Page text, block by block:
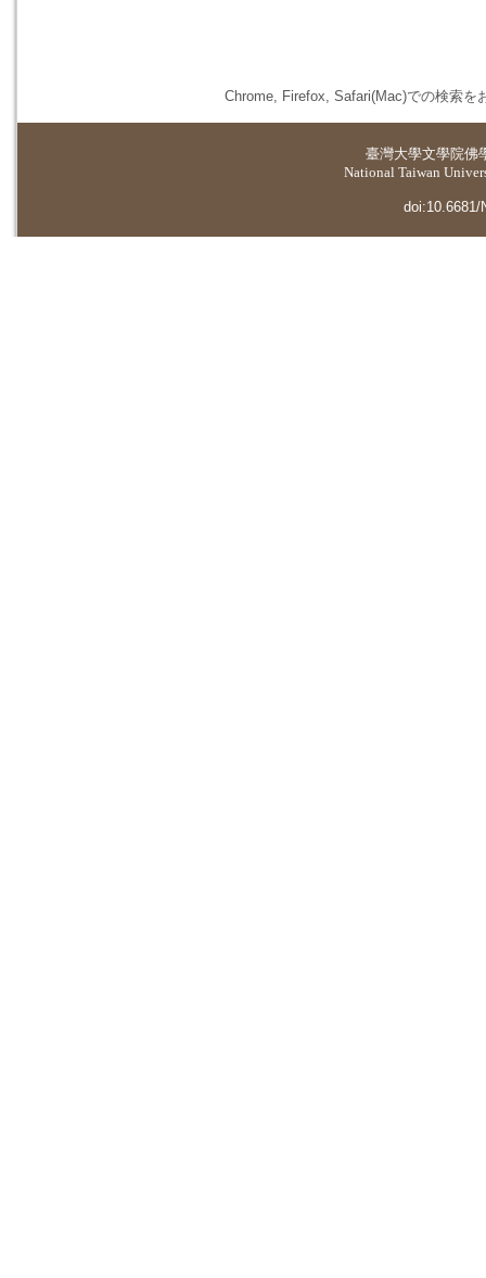
Chrome, Firefox, Safari(Mac)での検索を
臺灣大學文學院佛
National Taiwan
doi:10.6681/